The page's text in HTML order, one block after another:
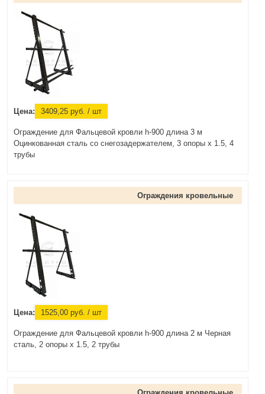
Цена: 3409,25 руб. / шт
Ограждение для Фальцевой кровли h-900 длина 3 м
Оцинкованная сталь со снегозадержателем, 3 опоры х 1.5, 4
трубы
Ограждения кровельные
Цена: 1525,00 руб. / шт
Ограждение для Фальцевой кровли h-900 длина 2 м Черная
сталь, 2 опоры х 1.5, 2 трубы